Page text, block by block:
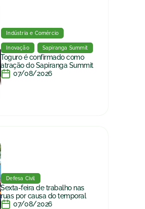
Indústria e Comércio
Inovação Sapiranga Summit
Toguro é confirmado como
atração do Sapiranga Summit
07/08/2026
Defesa Civil
Sexta-feira de trabalho nas
ruas por causa do temporal
07/08/2026